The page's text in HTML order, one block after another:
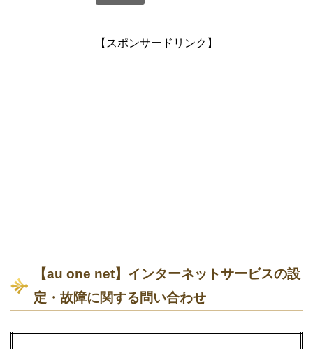
【スポンサードリンク】
【au one net】インターネットサービスの設
定・故障に関する問い合わせ